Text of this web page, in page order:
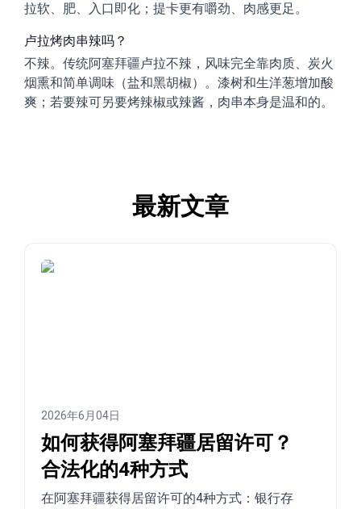
拉软、肥、入口即化；提卡更有嚼劲、肉感更足。
卢拉烤肉串辣吗？
不辣。传统阿塞拜疆卢拉不辣，风味完全靠肉质、炭火
烟熏和简单调味（盐和黑胡椒）。漆树和生洋葱增加酸
爽；若要辣可另要烤辣椒或辣酱，肉串本身是温和的。
最新文章
2026年6月04日
如何获得阿塞拜疆居留许可？
合法化的4种方式
在阿塞拜疆获得居留许可的4种方式：银行存